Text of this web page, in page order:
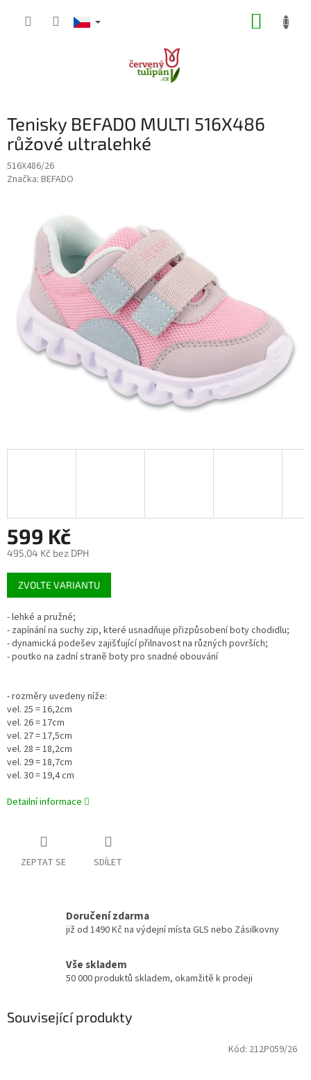
Tenisky BEFADO MULTI 516X486
růžové ultralehké
516X486/26
Značka: BEFADO
599 Kč
495,04 Kč bez DPH
Měrná
cena:
ZVOLTE VARIANTU
- lehké a pružné;
- zapínání na suchy zip, které usnadňuje přizpůsobení boty chodidlu;
- dynamická podešev zajišťující přilnavost na různých površích;
- poutko na zadní straně boty pro snadné obouvání
- rozměry uvedeny níže:
vel. 25 = 16,2cm
vel. 26 = 17cm
vel. 27 = 17,5cm
vel. 28 = 18,2cm
vel. 29 = 18,7cm
vel. 30 = 19,4 cm
Detailní informace
ZEPTAT SE SDÍLET
Doručení zdarma
již od 1490 Kč na výdejní místa GLS nebo Zásilkovny
Vše skladem
50 000 produktů skladem, okamžitě k prodeji
Související produkty
Kód: 212P059/26